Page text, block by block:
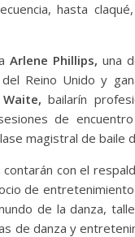
hasta
Arlene Phillips, una
Reino Unido y
bailarín
de
magistral de baile
con el
de
de la danza,
de danza y